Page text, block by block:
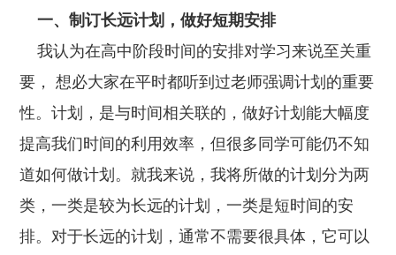
一、制订长远计划，做好短期安排
我认为在高中阶段时间的安排对学习来说至关重
要， 想必大家在平时都听到过老师强调计划的重要
性。计划，是与时间相关联的，做好计划能大幅度
提高我们时间的利用效率，但很多同学可能仍不知
道如何做计划。就我来说，我将所做的计划分为两
类，一类是较为长远的计划，一类是短时间的安
排。对于长远的计划，通常不需要很具体，它可以